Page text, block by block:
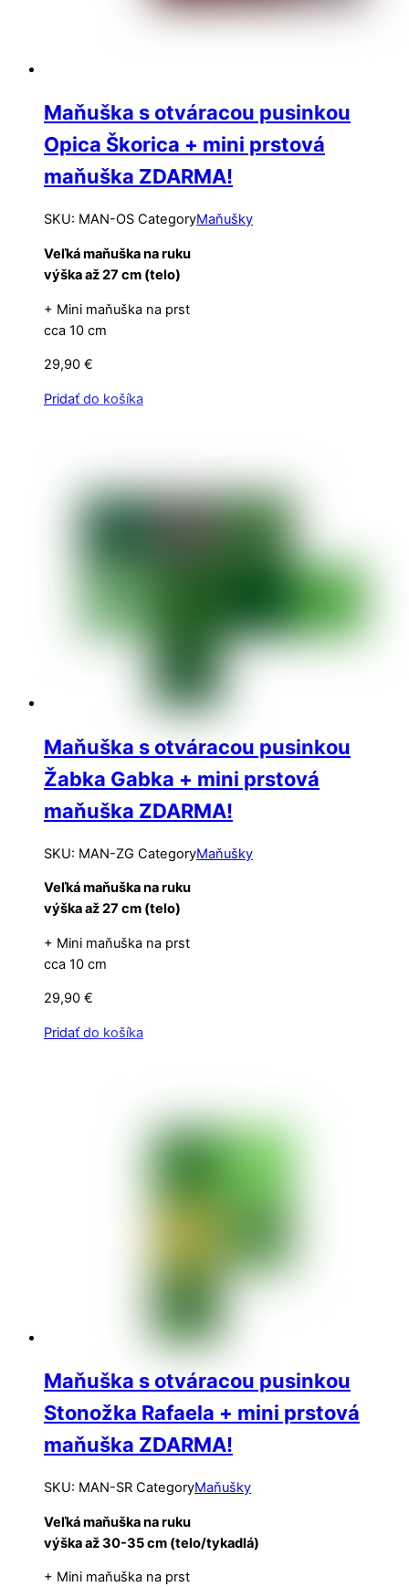
Maňuška s otváracou pusinkou
Opica Škorica + mini prstová
maňuška ZDARMA!
SKU: MAN-OS CategoryMaňušky
Veľká maňuška na ruku
výška až 27 cm (telo)
+ Mini maňuška na prst
cca 10 cm
29,90 €
Pridať do košíka
Maňuška s otváracou pusinkou
Žabka Gabka + mini prstová
maňuška ZDARMA!
SKU: MAN-ZG CategoryMaňušky
Veľká maňuška na ruku
výška až 27 cm (telo)
+ Mini maňuška na prst
cca 10 cm
29,90 €
Pridať do košíka
Maňuška s otváracou pusinkou
Stonožka Rafaela + mini prstová
maňuška ZDARMA!
SKU: MAN-SR CategoryMaňušky
Veľká maňuška na ruku
výška až 30-35 cm (telo/tykadlá)
+ Mini maňuška na prst